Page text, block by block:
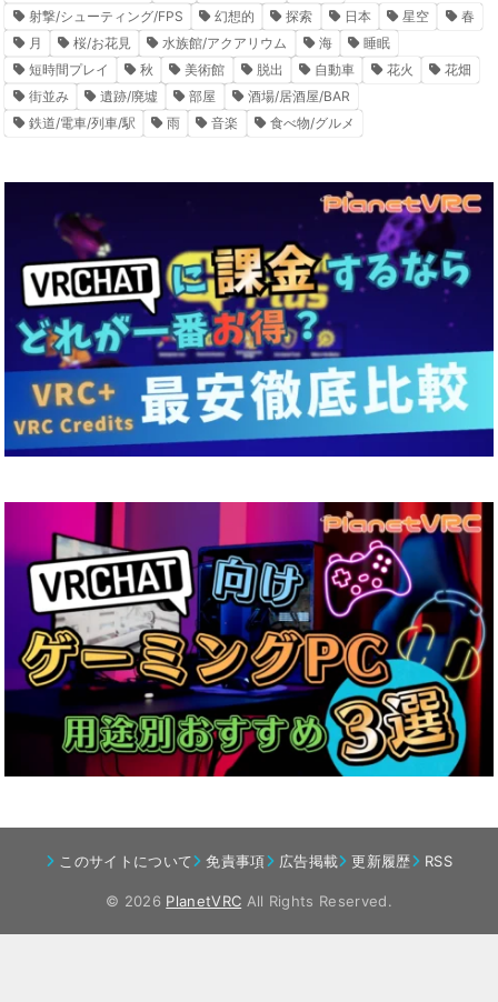
射撃/シューティング/FPS
幻想的 探索 日本 星空
春
月
桜/お花見 水族館/アクアリウム 海
睡眠
短時間プレイ
秋 美術館 脱出 自動車 花火
花畑
街並み
遺跡/廃墟 部屋
酒場/居酒屋/BAR
鉄道/電車/列車/駅
雨 音楽 食べ物/グルメ
このサイトについて 免責事項 広告掲載 更新履歴 RSS
© 2026 PlanetVRC All Rights Reserved.